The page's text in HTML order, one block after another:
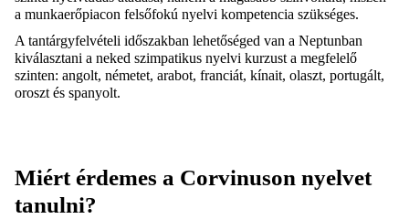
a munkaerőpiacon felsőfokú nyelvi kompetencia szükséges.
A tantárgyfelvételi időszakban lehetőséged van a Neptunban
kiválasztani a neked szimpatikus nyelvi kurzust a megfelelő
szinten: angolt, németet, arabot, franciát, kínait, olaszt, portugált,
oroszt és spanyolt.
Miért érdemes a Corvinuson nyelvet
tanulni?